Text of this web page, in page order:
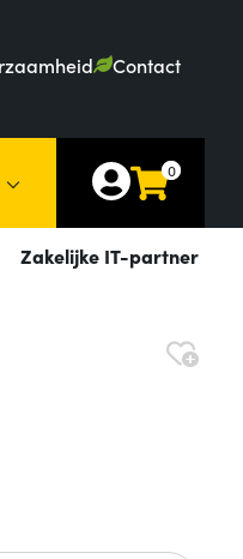
Contact
0
Zakelijke IT-partner